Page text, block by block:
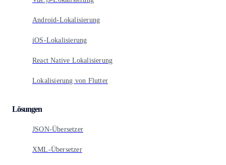
Android-Lokalisierung
iOS-Lokalisierung
React Native Lokalisierung
Lokalisierung von Flutter
Lösungen
JSON-Übersetzer
XML-Übersetzer